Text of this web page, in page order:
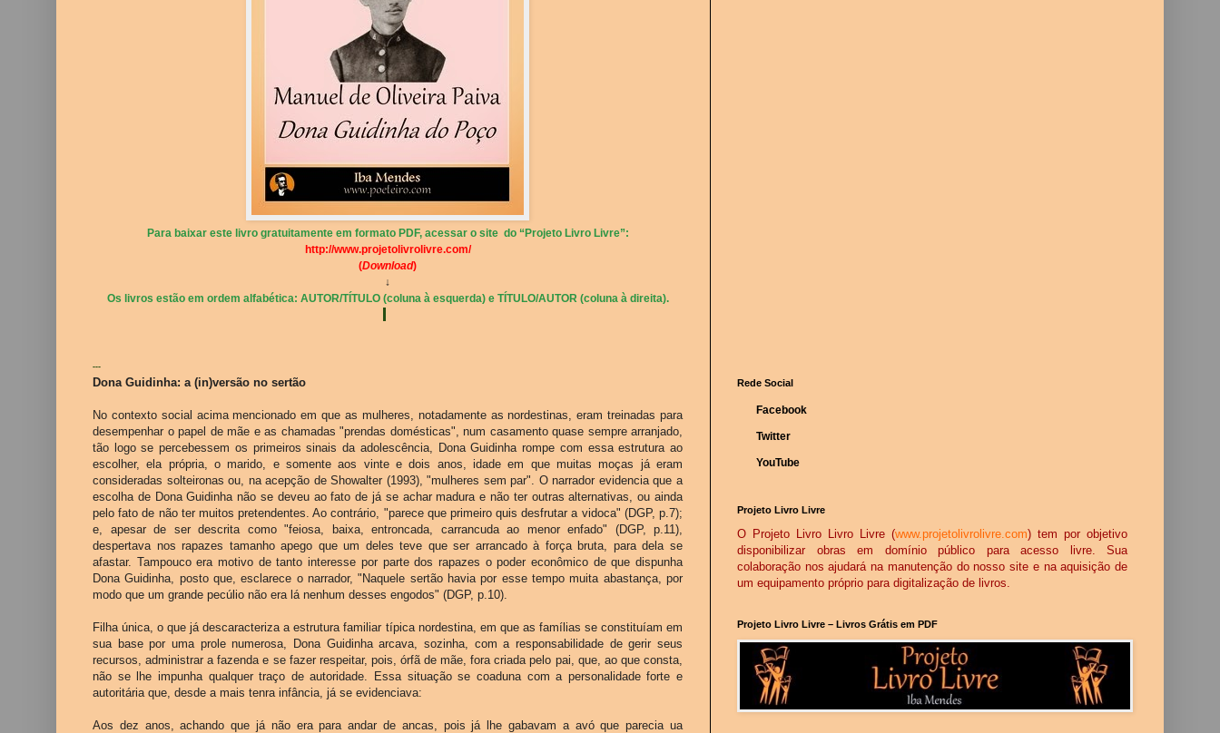
Para baixar este livro gratuitamente em formato PDF, acessar o site do “Projeto Livro Livre”:
http://www.projetolivrolivre.com/
(Download)
↓
Os livros estão em ordem alfabética: AUTOR/TÍTULO (coluna à esquerda) e TÍTULO/AUTOR (coluna à direita).
---
Dona Guidinha: a (in)versão no sertão
No contexto social acima mencionado em que as mulheres, notadamente as nordestinas, eram treinadas para
desempenhar o papel de mãe e as chamadas "prendas domésticas", num casamento quase sempre arranjado,
tão logo se percebessem os primeiros sinais da adolescência, Dona Guidinha rompe com essa estrutura ao
escolher, ela própria, o marido, e somente aos vinte e dois anos, idade em que muitas moças já eram
consideradas solteironas ou, na acepção de Showalter (1993), "mulheres sem par". O narrador evidencia que a
escolha de Dona Guidinha não se deveu ao fato de já se achar madura e não ter outras alternativas, ou ainda
pelo fato de não ter muitos pretendentes. Ao contrário, "parece que primeiro quis desfrutar a vidoca" (DGP, p.7);
e, apesar de ser descrita como "feiosa, baixa, entroncada, carrancuda ao menor enfado" (DGP, p.11),
despertava nos rapazes tamanho apego que um deles teve que ser arrancado à força bruta, para dela se
afastar. Tampouco era motivo de tanto interesse por parte dos rapazes o poder econômico de que dispunha
Dona Guidinha, posto que, esclarece o narrador, "Naquele sertão havia por esse tempo muita abastança, por
modo que um grande pecúlio não era lá nenhum desses engodos" (DGP, p.10).
Filha única, o que já descaracteriza a estrutura familiar típica nordestina, em que as famílias se constituíam em
sua base por uma prole numerosa, Dona Guidinha arcava, sozinha, com a responsabilidade de gerir seus
recursos, administrar a fazenda e se fazer respeitar, pois, órfã de mãe, fora criada pelo pai, que, ao que consta,
não se lhe impunha qualquer traço de autoridade. Essa situação se coaduna com a personalidade forte e
autoritária que, desde a mais tenra infância, já se evidenciava:
Aos dez anos, achando que já não era para andar de ancas, pois já lhe gabavam a avó que parecia ua
Rede Social
Facebook
Twitter
YouTube
Projeto Livro Livre
O Projeto Livro Livro Livre (www.projetolivrolivre.com) tem por objetivo
disponibilizar obras em domínio público para acesso livre. Sua
colaboração nos ajudará na manutenção do nosso site e na aquisição de
um equipamento próprio para digitalização de livros.
Projeto Livro Livre – Livros Grátis em PDF